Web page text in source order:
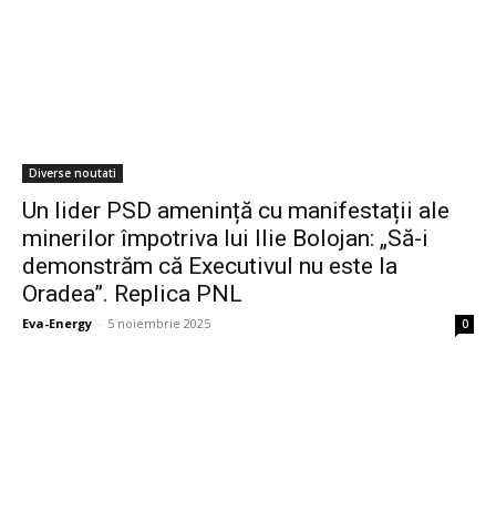
Diverse noutati
Un lider PSD amenință cu manifestații ale
minerilor împotriva lui Ilie Bolojan: „Să-i
demonstrăm că Executivul nu este la
Oradea”. Replica PNL
Eva-Energy - 5 noiembrie 2025 0